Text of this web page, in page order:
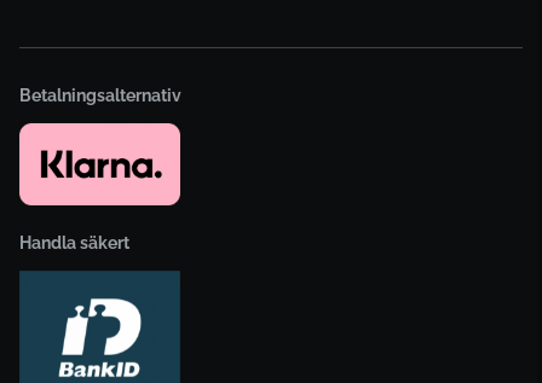
Betalningsalternativ
Handla säkert